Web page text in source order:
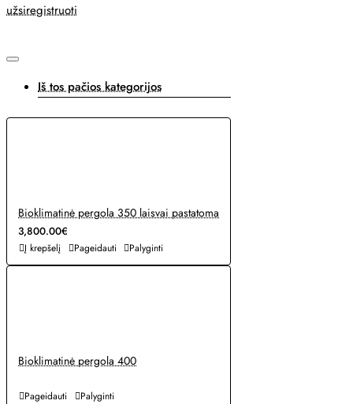
užsiregistruoti
Iš tos pačios kategorijos
Bioklimatinė pergola 350 laisvai pastatoma
3,800.00€
Į krepšelį Pageidauti Palyginti
Bioklimatinė pergola 400
Pageidauti Palyginti